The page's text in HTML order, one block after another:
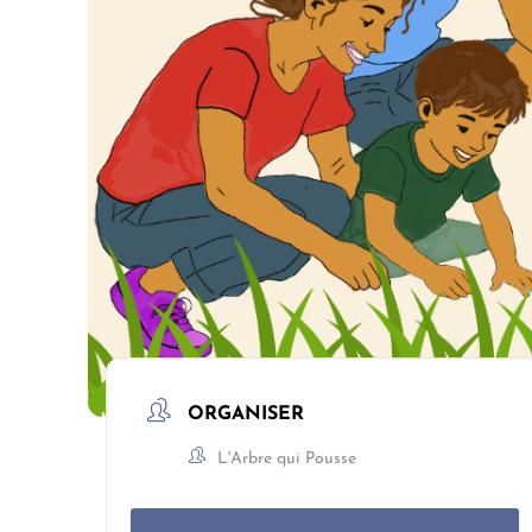
ORGANISER
L'Arbre qui Pousse